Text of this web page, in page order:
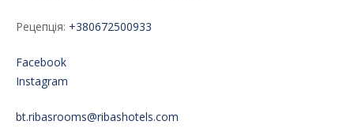
Рецепція: +380672500933
Facebook
Instagram
bt.ribasrooms@ribashotels.com